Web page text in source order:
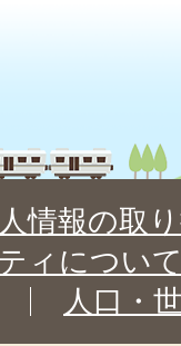
情報の取
ィについ
人口・